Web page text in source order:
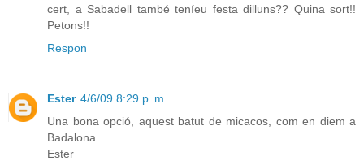
cert, a Sabadell també teníeu festa dilluns?? Quina sort!!
Petons!!
Respon
Ester 4/6/09 8:29 p. m.
Una bona opció, aquest batut de micacos, com en diem a
Badalona.
Ester